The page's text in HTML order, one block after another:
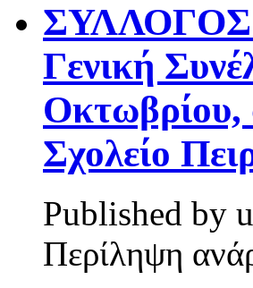
ΣΥΛΛΟΓΟΣ
Γενική
Οκτωβρίου,
Σχολείο
Published by
Περίληψη